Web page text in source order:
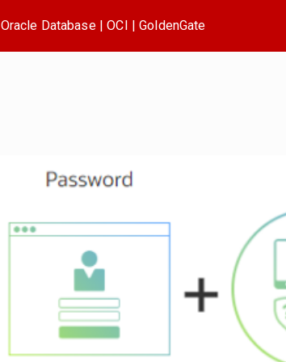
Oracle Database | OCI | GoldenGate